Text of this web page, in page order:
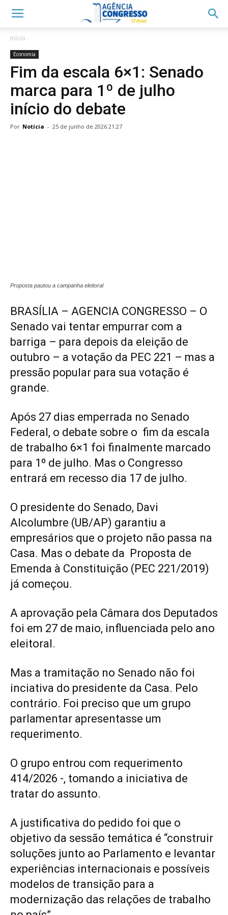
Início
Economia
Fim da escala 6×1: Senado
marca para 1º de julho
início do debate
Por Notícia - 25 de junho de 2026 21:27
Proposta pautou a campanha eleitoral
BRASÍLIA – AGENCIA CONGRESSO – O
Senado vai tentar empurrar com a
barriga – para depois da eleição de
outubro – a votação da PEC 221 – mas a
pressão popular para sua votação é
grande.
Após 27 dias emperrada no Senado
Federal, o debate sobre o fim da escala
de trabalho 6×1 foi finalmente marcado
para 1º de julho. Mas o Congresso
entrará em recesso dia 17 de julho.
O presidente do Senado, Davi
Alcolumbre (UB/AP) garantiu a
empresários que o projeto não passa na
Casa. Mas o debate da Proposta de
Emenda à Constituição (PEC 221/2019)
já começou.
A aprovação pela Câmara dos Deputados
foi em 27 de maio, influenciada pelo ano
eleitoral.
Mas a tramitação no Senado não foi
inciativa do presidente da Casa. Pelo
contrário. Foi preciso que um grupo
parlamentar apresentasse um
requerimento.
O grupo entrou com requerimento
414/2026 -, tomando a iniciativa de
tratar do assunto.
A justificativa do pedido foi que o
objetivo da sessão temática é “construir
soluções junto ao Parlamento e levantar
experiências internacionais e possíveis
modelos de transição para a
modernização das relações de trabalho